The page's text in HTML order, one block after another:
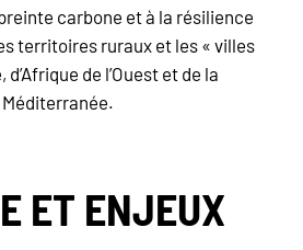
carbone et à la résilience
territoires ruraux et les « villes
d’Afrique de l’Ouest et de la
Méditerranée.
ET ENJEUX